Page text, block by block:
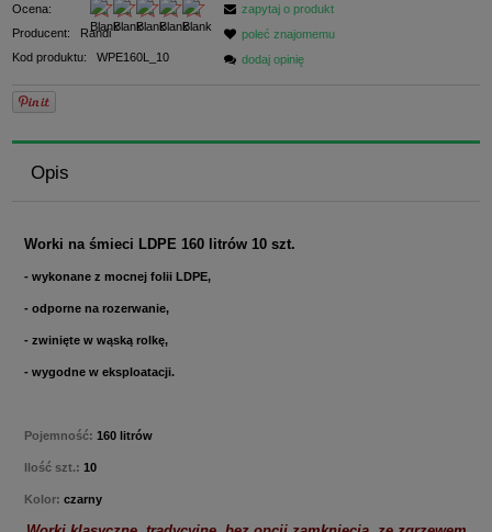
Ocena:
Producent:
Randi
Kod produktu:
WPE160L_10
zapytaj o produkt
poleć znajomemu
dodaj opinię
Opis
Worki na śmieci LDPE 160 litrów 10 szt.
- wykonane z mocnej folii LDPE,
- odporne na rozerwanie,
- zwinięte w wąską rolkę,
- wygodne w eksploatacji.
Pojemność: 160 litrów
Ilość szt.: 10
Kolor: czarny